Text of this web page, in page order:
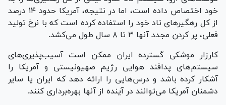
خود اختصاص داده است، اما در نتیجه، آمریکا حدود ۱۴ درصد
از کل رهگیر‌های تاد خود را استفاده کرده است که با نرخ تولید
فعلی، پر کردن مجدد آنها ۳ تا ۸ سال طول می‌کشد.
کارزار موشکی گسترده ایران ممکن است آسیب‌پذیری‌های
سیستم‌های پدافند هوایی رژیم صهیونیستی و آمریکا را
آشکار کرده باشد و درس‌هایی را ارائه دهد که ایران یا سایر
دشمنان آمریکا می‌توانند در آینده از آنها بهره‌برداری کنند.